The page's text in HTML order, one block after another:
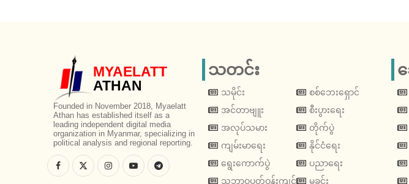
MYAELATT
ATHAN
Founded in November 2018, Myaelatt
Athan has established itself as a
leading independent digital media
organization in Myanmar, specializing in
political analysis and regional reporting.
သတင်း
သမိုင်း
အင်တာဗျူး
အလုပ်သမား
ကျမ်းမာရေး
ရွေးကောက်ပွဲ
သဘာဝပတ်ဝန်းကျင်
စစ်ဘေးရှောင်
စီးပွားရေး
တိုက်ပွဲ
နိုင်ငံရေး
ပညာရေး
မှုခင်း